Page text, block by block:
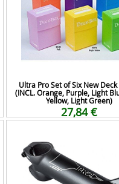
Ultra Pro Set of Six New
(INCL. Orange, Purple, Light
Yellow, Light Green)
27,84 €